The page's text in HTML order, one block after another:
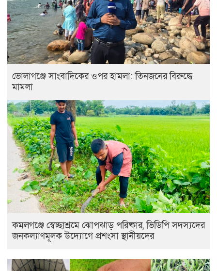
ভোলাগঞ্জে সাংবাদিকের ওপর হামলা: তিনজনের বিরুদ্ধে
মামলা
কমলগঞ্জে স্বেচ্ছাশ্রমে ঝোপঝাড় পরিষ্কার, ভিডিপি সদস্যদের
জনকল্যাণমূলক উদ্যোগে প্রশংসা স্থানীয়দের